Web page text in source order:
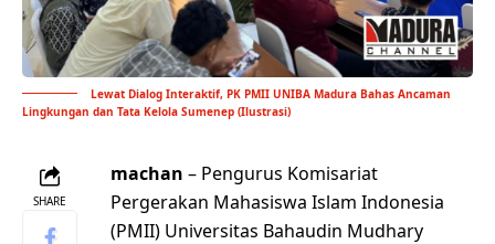
Lewat Dialog Interaktif, PK PMII UNIBA Madura Bahas Ancaman
Lingkungan dan Tata Kelola Sumenep (Ilustrasi)
SHARE
machan – Pengurus Komisariat
Pergerakan Mahasiswa Islam Indonesia
(PMII) Universitas Bahaudin Mudhary